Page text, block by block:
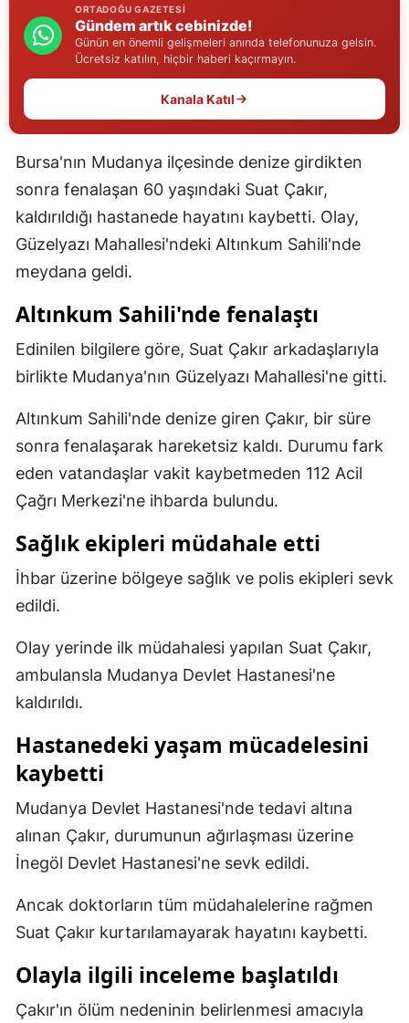
Edirne
Elazığ
Erzincan
Erzurum
Gaziantep
Giresun
Hakkari
Mersin
İstanbul
Kars
Kastamonu
Kocaeli
Kütahya
Malatya
Kahramanmaraş
Muğla
ORTADOĞU GAZETESI
Gündem artık cebinizde!
Günün en önemli gelişmeleri anında telefonunuza gelsin.
Ücretsiz katılın, hiçbir haberi kaçırmayın.
Kanala Katıl
Bursa'nın Mudanya ilçesinde denize girdikten
sonra fenalaşan 60 yaşındaki Suat Çakır,
kaldırıldığı hastanede hayatını kaybetti. Olay,
Güzelyazı Mahallesi'ndeki Altınkum Sahili'nde
meydana geldi.
Altınkum Sahili'nde fenalaştı
Edinilen bilgilere göre, Suat Çakır arkadaşlarıyla
birlikte Mudanya'nın Güzelyazı Mahallesi'ne gitti.
Altınkum Sahili'nde denize giren Çakır, bir süre
sonra fenalaşarak hareketsiz kaldı. Durumu fark
eden vatandaşlar vakit kaybetmeden 112 Acil
Çağrı Merkezi'ne ihbarda bulundu.
Sağlık ekipleri müdahale etti
İhbar üzerine bölgeye sağlık ve polis ekipleri sevk
edildi.
Olay yerinde ilk müdahalesi yapılan Suat Çakır,
ambulansla Mudanya Devlet Hastanesi'ne
kaldırıldı.
Hastanedeki yaşam mücadelesini
kaybetti
Mudanya Devlet Hastanesi'nde tedavi altına
alınan Çakır, durumunun ağırlaşması üzerine
İnegöl Devlet Hastanesi'ne sevk edildi.
Ancak doktorların tüm müdahalelerine rağmen
Suat Çakır kurtarılamayarak hayatını kaybetti.
Olayla ilgili inceleme başlatıldı
Çakır'ın ölüm nedeninin belirlenmesi amacıyla